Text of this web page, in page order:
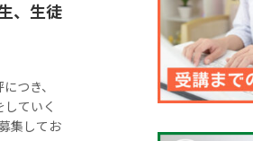
、生徒
つき、
ていく
集してお